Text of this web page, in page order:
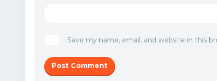
Save my name, email, and website in this